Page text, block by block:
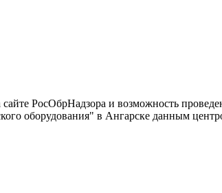
РосОбрНадзора и возможность
оборудования" в Ангарске данным